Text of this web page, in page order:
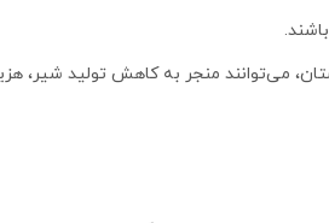
می‌توانند منجر به کاهش تولید شیر،